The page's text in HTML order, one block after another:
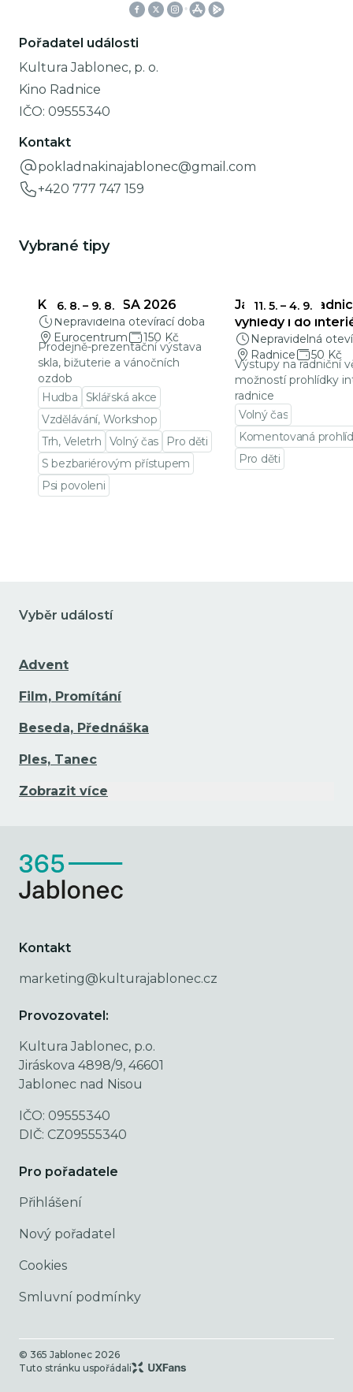
Pořadatel události
Kultura Jablonec, p. o.
Kino Radnice
IČO: 09555340
Kontakt
pokladnakinajablonec@gmail.com
+420 777 747 159
Vybrané tipy
6. 8. – 9. 8.
KŘEHKÁ KRÁSA 2026
Nepravidelná otevírací doba
Eurocentrum
150 Kč
Prodejně-prezentační výstava
skla, bižuterie a vánočních
ozdob
Hudba
Sklářská akce
Vzdělávání, Workshop
Trh, Veletrh
Volný čas
Pro děti
S bezbariérovým přístupem
Psi povoleni
11. 5. – 4. 9.
Jablonecká
výhledy i do
Nepravidelná
Radnice
50 Kč
Výstupy na radniční
možností prohlídky
radnice
Volný čas
Komentovaná
Pro děti
Vyběr událostí
Advent
Film, Promítání
Beseda, Přednáška
Ples, Tanec
Zobrazit více
Kontakt
marketing@kulturajablonec.cz
Provozovatel:
Kultura Jablonec, p.o.
Jiráskova 4898/9, 46601
Jablonec nad Nisou
IČO: 09555340
DIČ: CZ09555340
Pro pořadatele
Přihlášení
Nový pořadatel
Cookies
Smluvní podmínky
© 365 Jablonec 2026
Tuto stránku uspořádali